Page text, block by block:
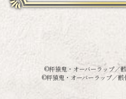
©秤猿鬼・オーバーラップ／
©秤猿鬼・オーバーラップ／